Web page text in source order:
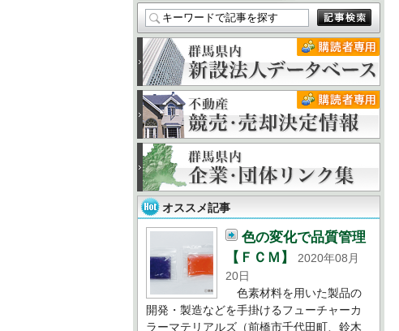
オススメ記事
色の変化で品質管理
【ＦＣＭ】
2020年08月
20日
色素材料を用いた製品の
開発・製造などを手掛けるフューチャーカ
ラーマテリアルズ（前橋市千代田町、鈴木